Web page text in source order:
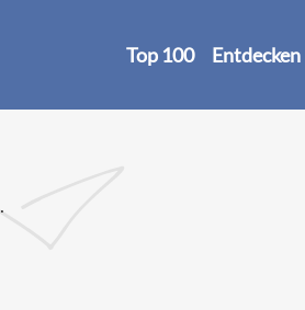
Top 100 Entdecken